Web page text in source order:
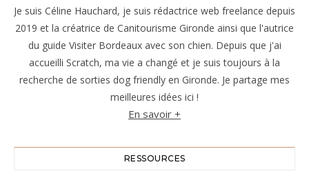
Je suis Céline Hauchard, je suis rédactrice web freelance depuis
2019 et la créatrice de Canitourisme Gironde ainsi que l'autrice
du guide Visiter Bordeaux avec son chien. Depuis que j'ai
accueilli Scratch, ma vie a changé et je suis toujours à la
recherche de sorties dog friendly en Gironde. Je partage mes
meilleures idées ici !
En savoir +
RESSOURCES